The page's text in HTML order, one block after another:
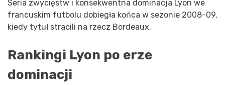
Seria zwycięstw i konsekwentna dominacja Lyon we
francuskim futbolu dobiegła końca w sezonie 2008-09,
kiedy tytuł stracili na rzecz Bordeaux.
Rankingi Lyon po erze
dominacji